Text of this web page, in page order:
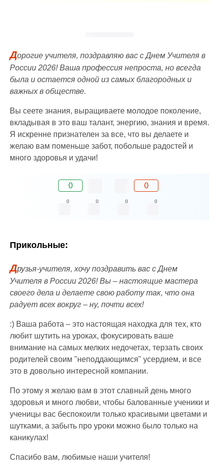
Дорогие учителя, поздравляю вас с Днем Учителя в
России 2026! Ваша профессия непроста, но всегда
была и остается одной из самых благородных и
важных в обществе.
Вы сеете знания, выращиваете молодое поколение,
вкладывая в это ваш талант, энергию, знания и время.
Я искренне признателен за все, что вы делаете и
желаю вам поменьше забот, побольше радостей и
много здоровья и удачи!
0 0
0 0 0 0
Прикольные:
Друзья-учителя, хочу поздравить вас с Днем
Учителя в России 2026! Вы – настоящие мастера
своего дела и делаете свою работу так, что она
радует всех вокруг – ну, почти всех!
:) Ваша работа – это настоящая находка для тех, кто
любит шутить на уроках, фокусировать ваше
внимание на самых мелких недочетах, терзать своих
родителей своим "неподдающимся" усердием, и все
это в довольно интересной компании.
По этому я желаю вам в этот славный день много
здоровья и много любви, чтобы балованные ученики и
ученицы вас беспокоили только красивыми цветами и
шутками, а забыть про уроки можно было только на
каникулах!
Спасибо вам, любимые наши учителя!